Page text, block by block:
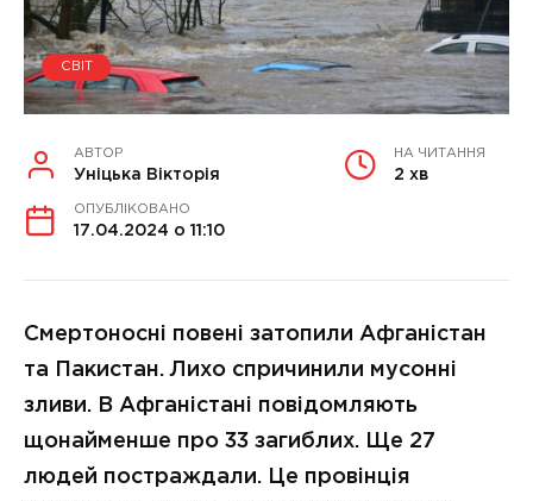
СВІТ
АВТОР
Уніцька Вікторія
НА ЧИТАННЯ
2 хв
ОПУБЛІКОВАНО
17.04.2024 о 11:10
Смертоносні повені затопили Афганістан
та Пакистан. Лихо спричинили мусонні
зливи. В Афганістані повідомляють
щонайменше про 33 загиблих. Ще 27
людей постраждали. Це провінція